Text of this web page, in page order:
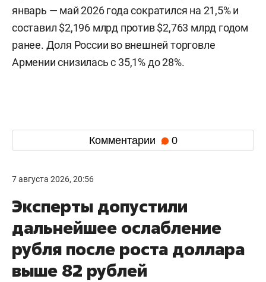
январь — май 2026 года сократился на 21,5% и
составил $2,196 млрд против $2,763 млрд годом
ранее. Доля России во внешней торговле
Армении снизилась с 35,1% до 28%.
Комментарии 0
7 августа 2026, 20:56
Эксперты допустили
дальнейшее ослабление
рубля после роста доллара
выше 82 рублей